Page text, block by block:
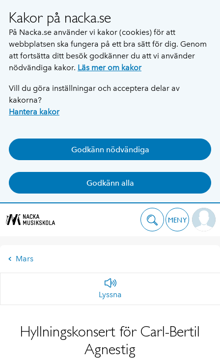
Kakor på nacka.se
På Nacka.se använder vi kakor (cookies) för att
webbplatsen ska fungera på ett bra sätt för dig. Genom
att fortsätta ditt besök godkänner du att vi använder
nödvändiga kakor. Läs mer om kakor
Vill du göra inställningar och acceptera delar av
kakorna?
Hantera kakor
Godkänn nödvändiga
Godkänn alla
MENY
Mars
Lyssna
Hyllningskonsert för Carl-Bertil
Agnestig